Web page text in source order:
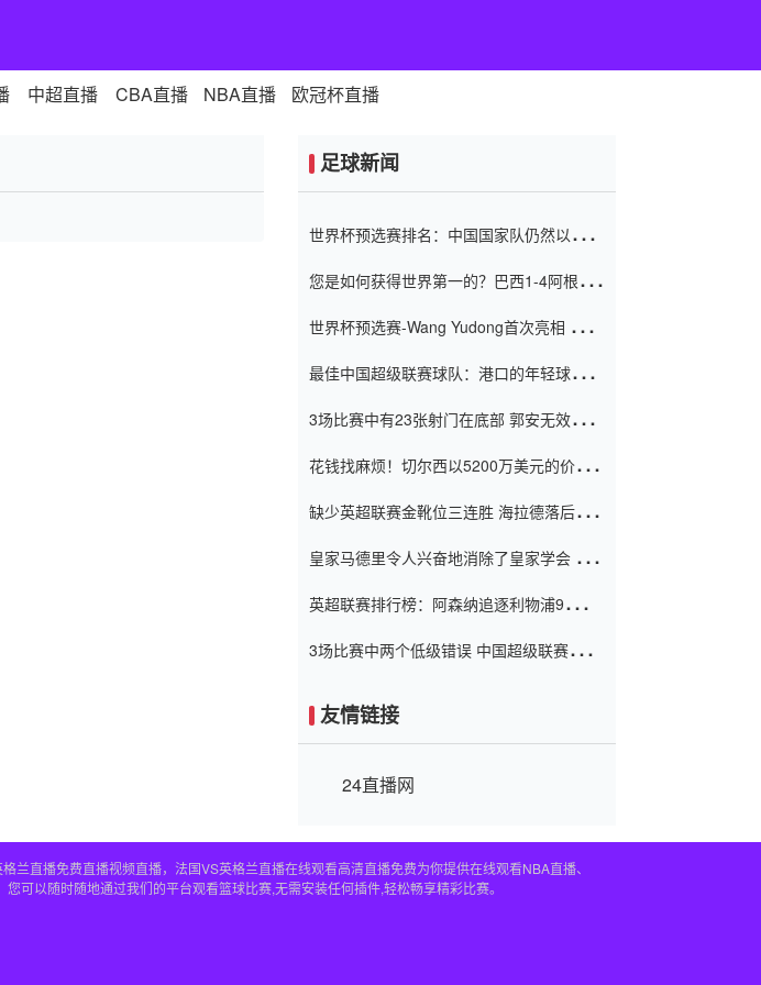
中超直播 CBA直播 NBA直播 欧冠杯直播
足球新闻
世界杯预选赛排名：中国国家队仍然以6分
您是如何获得世界第一的？巴西1-4阿根
世界杯预选赛-Wang Yudong首次亮相 中国
最佳中国超级联赛球队：港口的年轻球员在
（Taishan）
3场比赛中有23张射门在底部 郭安无效传球
花钱找麻烦！切尔西以5200万美元的价格
窗口
缺少英超联赛金靴位三连胜 海拉德落后6球
皇家马德里令人兴奋地消除了皇家学会 安
英超联赛排行榜：阿森纳追逐利物浦9分 曼
3场比赛中两个低级错误 中国超级联赛的前
友情链接
24直播网
直播免费直播视频直播，法国VS英格兰直播在线观看高清直播免费为你提供在线观看NBA直播、
可以随时随地通过我们的平台观看篮球比赛,无需安装任何插件,轻松畅享精彩比赛。